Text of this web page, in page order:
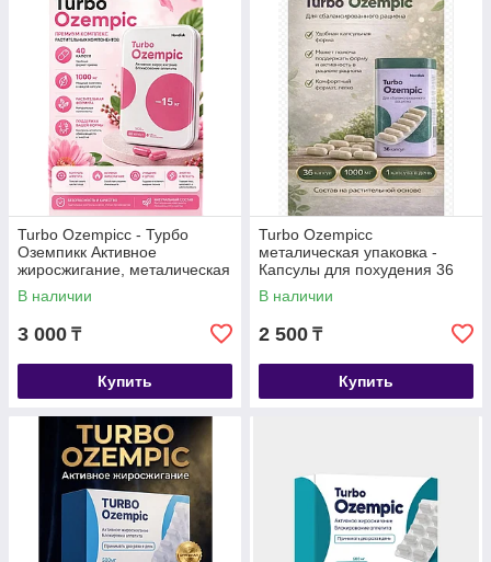
Turbo Ozempicc - Турбо
Оземпикк Активное
жиросжигание, металическая
коробка, капсулы для
похудения 40 капсул
В наличии
3 000 ₸
Купить
Turbo Ozempicc
металическая упаковка -
Капсулы для похудения 36
капсул
В наличии
2 500 ₸
Купить